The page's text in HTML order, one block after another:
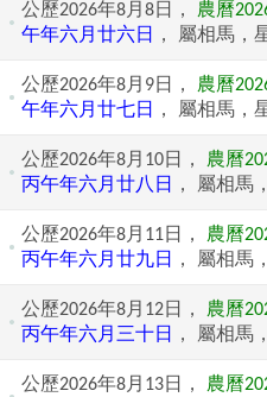
公歷2026年8月8日， 農曆
午年六月廿六日
， 屬相馬，
公歷2026年8月9日， 農曆
午年六月廿七日
， 屬相馬，
公歷2026年8月10日， 農曆
丙午年六月廿八日
， 屬相馬
公歷2026年8月11日， 農曆
丙午年六月廿九日
， 屬相馬
公歷2026年8月12日， 農曆
丙午年六月三十日
， 屬相馬
公歷2026年8月13日， 農曆